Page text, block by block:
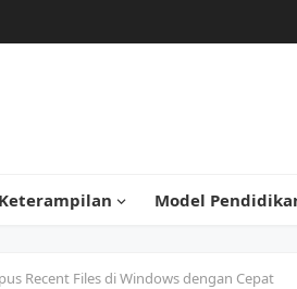
Keterampilan Model
Recent Files di Windows dengan Cepat